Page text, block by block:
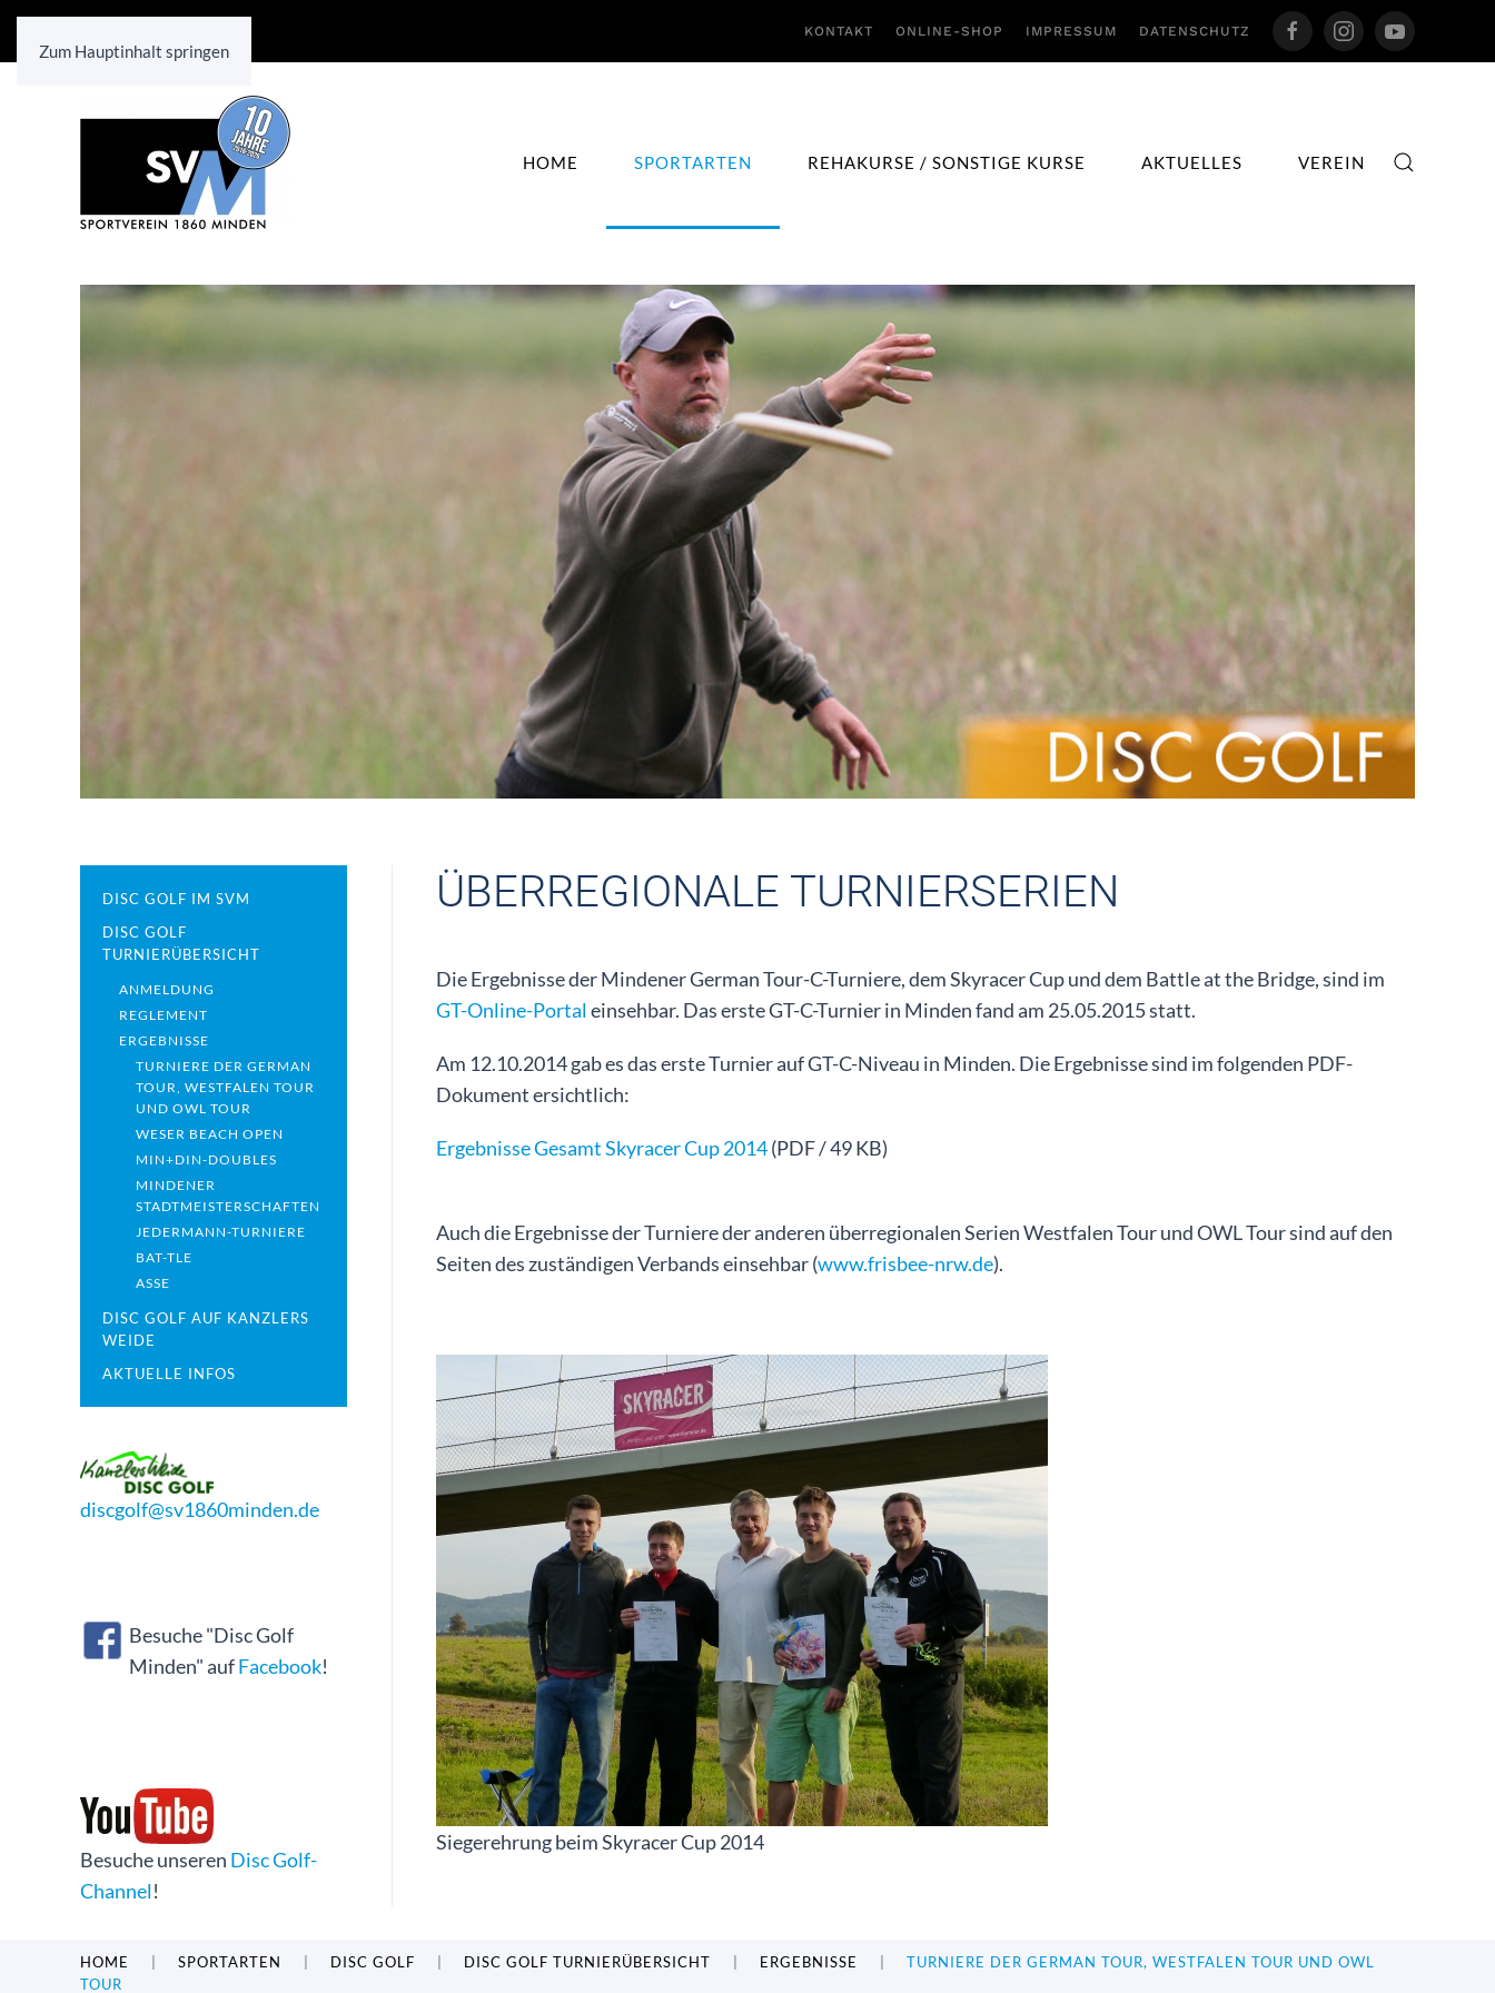
Zum Hauptinhalt springen
KONTAKT ONLINE-SHOP IMPRESSUM DATENSCHUTZ
HOME SPORTARTEN REHAKURSE / SONSTIGE KURSE AKTUELLES VEREIN
ÜBERREGIONALE TURNIERSERIEN
Die Ergebnisse der Mindener German Tour-C-Turniere, dem Skyracer Cup und dem Battle at the Bridge, sind im
GT-Online-Portaleinsehbar. Das erste GT-C-Turnier in Minden fand am 25.05.2015 statt.
Am 12.10.2014 gab es das erste Turnier auf GT-C-Niveau in Minden. Die Ergebnisse sind im folgenden PDF-
Dokument ersichtlich:
Ergebnisse Gesamt Skyracer Cup 2014(PDF / 49 KB)
Auch die Ergebnisse der Turniere der anderen überregionalen Serien Westfalen Tour und OWL Tour sind auf den
Seiten des zuständigen Verbands einsehbar (www.frisbee-nrw.de).
Siegerehrung beim Skyracer Cup 2014
DISC GOLF IM SVM
DISC GOLF
TURNIERÜBERSICHT
ANMELDUNG
REGLEMENT
ERGEBNISSE
TURNIERE DER GERMAN
TOUR, WESTFALEN TOUR
UND OWL TOUR
WESER BEACH OPEN
MIN+DIN-DOUBLES
MINDENER
STADTMEISTERSCHAFTEN
JEDERMANN-TURNIERE
BAT-TLE
ASSE
DISC GOLF AUF KANZLERS
WEIDE
AKTUELLE INFOS
discgolf@sv1860minden.de
Besuche "Disc Golf
Minden" aufFacebook!
Besuche unseren Disc Golf-
Channel!
HOME SPORTARTEN DISC GOLF DISC GOLF TURNIERÜBERSICHT ERGEBNISSE
TURNIERE DER GERMAN TOUR, WESTFALEN TOUR UND OWL
TOUR